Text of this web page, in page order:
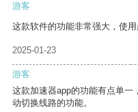
游客
这款软件的功能非常强大，使用
2025-01-23
游客
这款加速器app的功能有点单一
动切换线路的功能。